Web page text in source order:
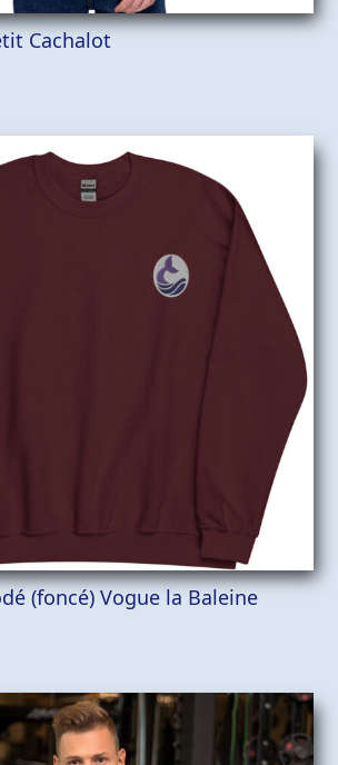
Cachalot
:
16,50 €
(foncé) Vogue la Baleine
:
€
à
34,00 €